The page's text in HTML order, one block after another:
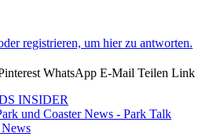
registrieren, um hier zu antworten.
WhatsApp E-Mail Teilen Link
INSIDER
und Coaster News - Park Talk